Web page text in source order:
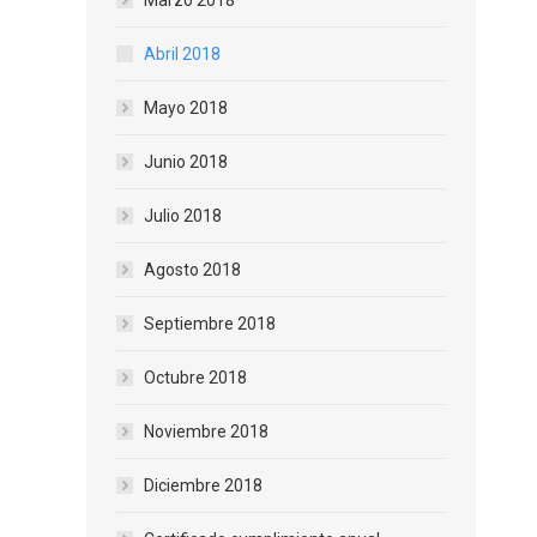
Abril 2018
Mayo 2018
Junio 2018
Julio 2018
Agosto 2018
Septiembre 2018
Octubre 2018
Noviembre 2018
Diciembre 2018